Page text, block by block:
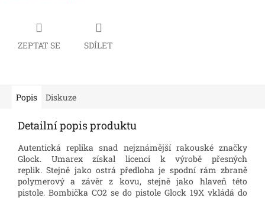
ZEPTAT SE SDÍLET
Popis Diskuze
Detailní popis produktu
Autentická replika snad nejznámější rakouské značky
Glock. Umarex získal licenci k výrobě přesných
replik. Stejně jako ostrá předloha je spodní rám zbraně
polymerový a závěr z kovu, stejně jako hlaveň této
pistole. Bombička CO2 se do pistole Glock 19X vkládá do